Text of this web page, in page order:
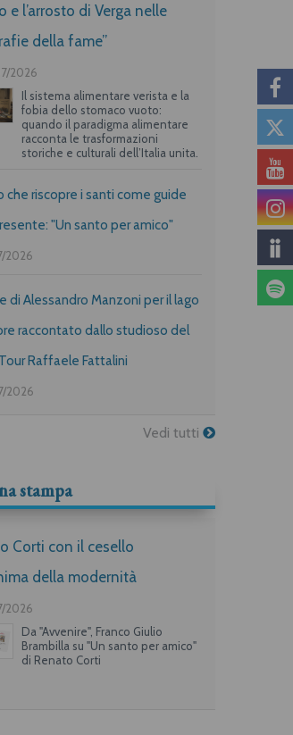
alla fine
e l’arrosto di Verga nelle
della fame”
2026
Il sistema alimentare verista e la
fobia dello stomaco vuoto:
quando il paradigma alimentare
racconta le trasformazioni
storiche e culturali dell’Italia unita.
che riscopre i santi come guide
"Un santo per amico"
2026
di Alessandro Manzoni per il lago
raccontato dallo studioso del
Raffaele Fattalini
2026
Vedi tutti
stampa
Corti con il cesello
della modernità
2026
Da "Avvenire", Franco Giulio
Brambilla su "Un santo per amico"
di Renato Corti